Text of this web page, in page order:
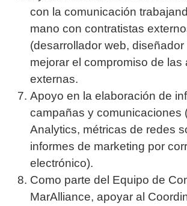
con la comunicación
mano con contratistas
(desarrollador web,
mejorar el compromiso de las
externas.
Apoyo en la elaboración de
campañas y comunicaciones
Analytics, métricas de redes
informes de marketing por
electrónico).
Como parte del Equipo de
MarAlliance, apoyar al